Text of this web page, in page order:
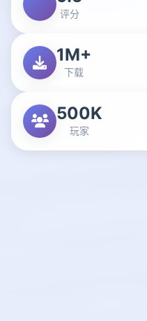
评分
1M+
下载
500K
玩家